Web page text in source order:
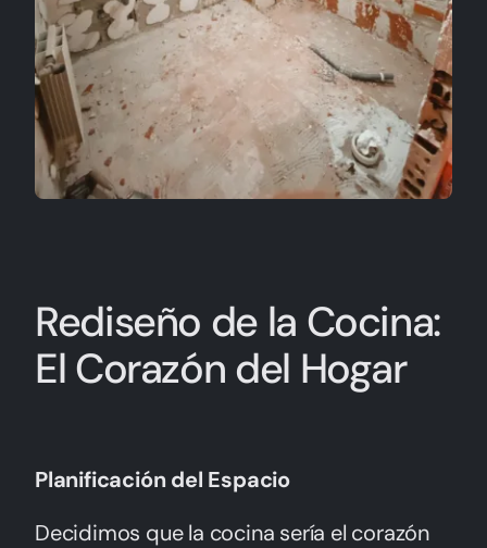
Rediseño de la Cocina:
El Corazón del Hogar
Planificación del Espacio
Decidimos que la cocina sería el corazón